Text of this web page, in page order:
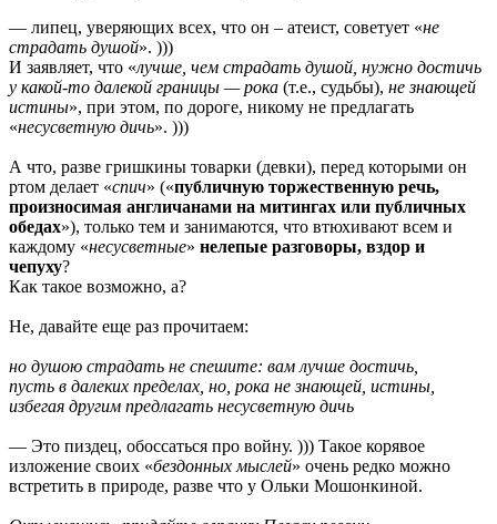
— липец, уверяющих всех, что он – атеист, советует «не
страдать душой». )))
И заявляет, что «лучше, чем страдать душой, нужно достичь
у какой-то далекой границы — рока (т.е., судьбы), не знающей
истины», при этом, по дороге, никому не предлагать
«несусветную дичь». )))
А что, разве гришкины товарки (девки), перед которыми он
ртом делает «спич» («публичную торжественную речь,
произносимая англичанами на митингах или публичных
обедах»), только тем и занимаются, что втюхивают всем и
каждому «несусветные» нелепые разговоры, вздор и
чепуху?
Как такое возможно, а?
Не, давайте еще раз прочитаем:
но душою страдать не спешите: вам лучше достичь,
пусть в далеких пределах, но, рока не знающей, истины,
избегая другим предлагать несусветную дичь
— Это пиздец, обоссаться про войну. ))) Такое корявое
изложение своих «бездонных мыслей» очень редко можно
встретить в природе, разве что у Ольки Мошонкиной.